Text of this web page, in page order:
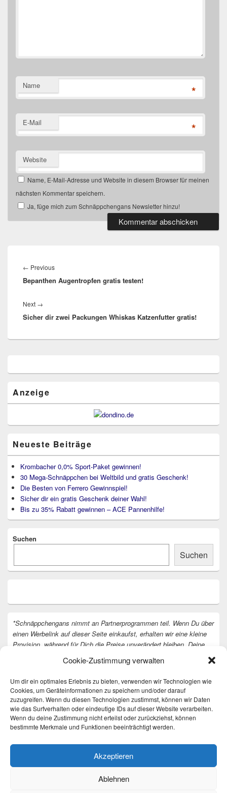
Cookie-Zustimmung verwalten
Um dir ein optimales Erlebnis zu bieten, verwenden wir Technologien wie
Cookies, um Geräteinformationen zu speichern und/oder darauf
zuzugreifen. Wenn du diesen Technologien zustimmst, können wir Daten
wie das Surfverhalten oder eindeutige IDs auf dieser Website verarbeiten.
Wenn du deine Zustimmung nicht erteilst oder zurückziehst, können
bestimmte Merkmale und Funktionen beeinträchtigt werden.
Akzeptieren
Ablehnen
Name *
E-Mail *
Website
Name, E-Mail-Adresse und Website in diesem Browser für meinen
nächsten Kommentar speichern.
Ja, füge mich zum Schnäppchengans Newsletter hinzu!
← PreviousPrevious
post:
Bepanthen Augentropfen gratis testen!
Next →
post:
Sicher dir zwei Packungen Whiskas Katzenfutter gratis!
Anzeige
Neueste Beiträge
Krombacher 0,0% Sport-Paket gewinnen!
30 Mega-Schnäppchen bei Weltbild und gratis Geschenk!
Die Besten von Ferrero Gewinnspiel!
Sicher dir ein gratis Geschenk deiner Wahl!
Bis zu 35% Rabatt gewinnen – ACE Pannenhilfe!
Suchen
Suchen
*Schnäppchengans nimmt an Partnerprogrammen teil. Wenn Du über
einen Werbelink auf dieser Seite einkaufst, erhalten wir eine kleine
Provision, während für Dich die Preise unverändert bleiben. Deine
Vielen Dank dafür!